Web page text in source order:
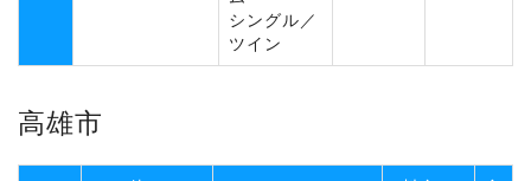
シングル／
ツイン
高雄市